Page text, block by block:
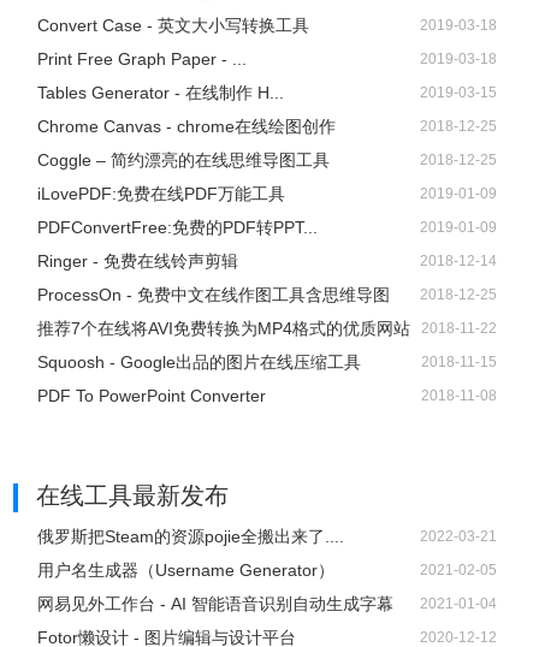
Convert Case - 英文大小写转换工具 2019-03-18
Print Free Graph Paper - ... 2019-03-18
Tables Generator - 在线制作 H... 2019-03-15
Chrome Canvas - chrome在线绘图创作 2018-12-25
Coggle – 简约漂亮的在线思维导图工具 2018-12-25
iLovePDF:免费在线PDF万能工具 2019-01-09
PDFConvertFree:免费的PDF转PPT... 2019-01-09
Ringer - 免费在线铃声剪辑 2018-12-14
ProcessOn - 免费中文在线作图工具含思维导图 2018-12-25
推荐7个在线将AVI免费转换为MP4格式的优质网站 2018-11-22
Squoosh - Google出品的图片在线压缩工具 2018-11-15
PDF To PowerPoint Converter 2018-11-08
在线工具最新发布
俄罗斯把Steam的资源pojie全搬出来了.... 2022-03-21
用户名生成器（Username Generator） 2021-02-05
网易见外工作台 - AI 智能语音识别自动生成字幕 2021-01-04
Fotor懒设计 - 图片编辑与设计平台 2020-12-12